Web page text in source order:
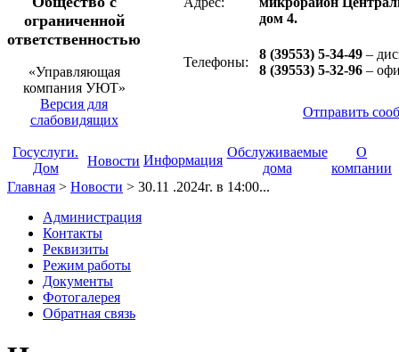
ограниченной
ответственностью
«Управляющая
компания УЮТ»
дом 4.
Телефоны:
8 (39553) 5-34-49 –
8 (39553) 5-32-96 –
Версия для
слабовидящих
Отправить
Госуслуги.
Дом
Новости Информация
Обслуживаемые
дома
О
компании
Главная > Новости > 30.11 .2024г. в 14:00...
Администрация
Контакты
Реквизиты
Режим работы
Документы
Фотогалерея
Обратная связь